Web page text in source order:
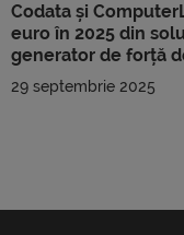
Codata și
euro în 2025 din
generator de forță
29 septembrie 2025